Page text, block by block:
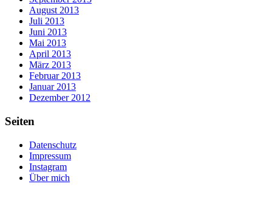
August 2013
Juli 2013
Juni 2013
Mai 2013
April 2013
März 2013
Februar 2013
Januar 2013
Dezember 2012
Seiten
Datenschutz
Impressum
Instagram
Über mich